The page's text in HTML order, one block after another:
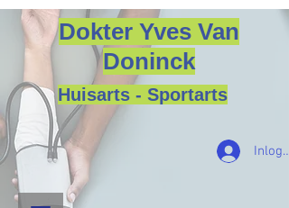
Dokter Yves Van
Doninck
Huisarts - Sportarts